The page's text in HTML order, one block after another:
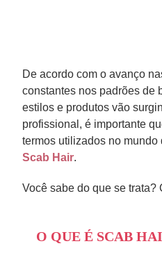
De acordo com o avanço
constantes nos padrões de
estilos e produtos vão
profissional, é importante
termos utilizados no
Scab Hair.
Você sabe do que se trata?
O QUE É SCAB